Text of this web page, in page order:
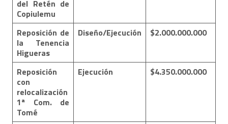
del Retén de
Copiulemu
Reposición de
la Tenencia
Higueras
Diseño/Ejecución $2.000.000.000
Reposición
con
relocalización
1ª Com. de
Tomé
Ejecución $4.350.000.000